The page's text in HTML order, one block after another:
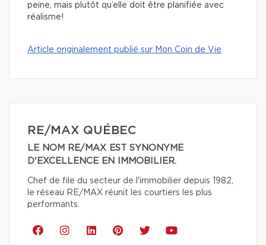
peine, mais plutôt qu’elle doit être planifiée avec
réalisme!
Article originalement publié sur Mon Coin de Vie
RE/MAX QUÉBEC
LE NOM RE/MAX EST SYNONYME
D'EXCELLENCE EN IMMOBILIER.
Chef de file du secteur de l'immobilier depuis 1982,
le réseau RE/MAX réunit les courtiers les plus
performants.